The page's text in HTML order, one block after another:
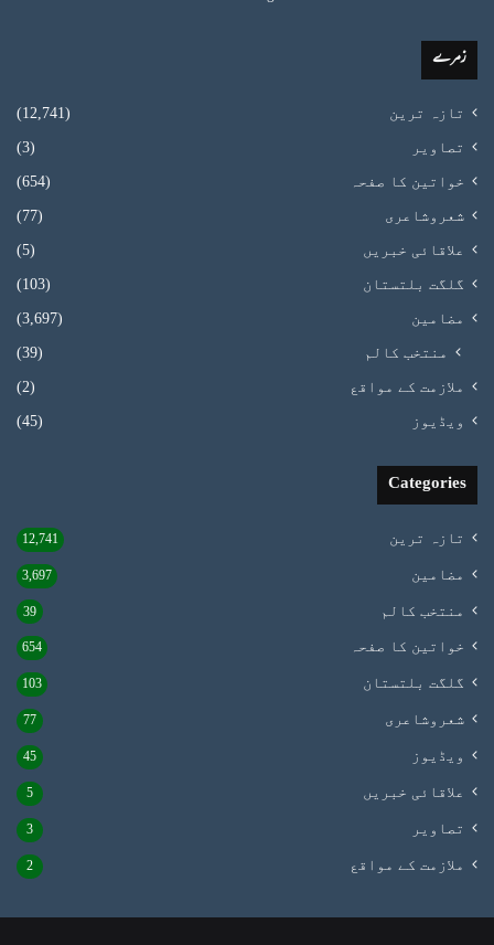
زمرے
تازہ ترین (12,741)
تصاویر (3)
خواتین کا صفحہ (654)
شعروشاعری (77)
علاقائی خبریں (5)
گلگت بلتستان (103)
مضامین (3,697)
منتخب کالم (39)
ملازمت کے مواقع (2)
ویڈیوز (45)
Categories
تازہ ترین 12,741
مضامین 3,697
منتخب کالم 39
خواتین کا صفحہ 654
گلگت بلتستان 103
شعروشاعری 77
ویڈیوز 45
علاقائی خبریں 5
تصاویر 3
ملازمت کے مواقع 2